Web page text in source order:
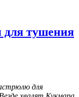
для тушения
для